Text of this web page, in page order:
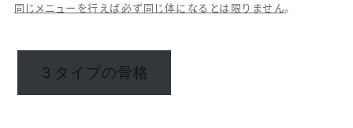
同じメニューを行えば必ず同じ体になるとは限りません。
３タイプの骨格